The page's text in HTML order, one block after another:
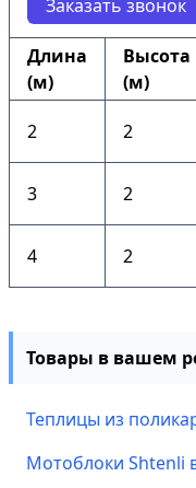
Заказать звонок
Длина
(м)
Высота
(м)
2 2
3 2
4 2
Товары в вашем
Теплицы из
Мотоблоки Shtenli